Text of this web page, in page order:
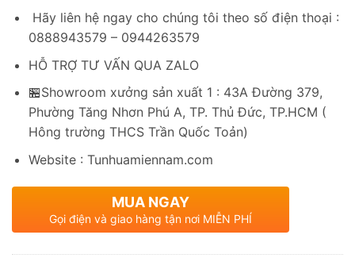
Hãy liên hệ ngay cho chúng tôi theo số điện thoại :
0888943579 – 0944263579
HỖ TRỢ TƯ VẤN QUA ZALO
🏪Showroom xưởng sản xuất 1 : 43A Đường 379,
Phường Tăng Nhơn Phú A, TP. Thủ Đức, TP.HCM (
Hông trường THCS Trần Quốc Toản)
Website : Tunhuamiennam.com
MUA NGAY
Gọi điện và giao hàng tận nơi MIỄN PHÍ